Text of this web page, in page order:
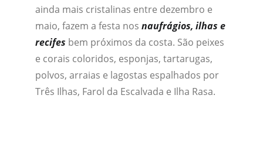
ainda mais cristalinas entre dezembro e
maio, fazem a festa nos naufrágios, ilhas e
recifes bem próximos da costa. São peixes
e corais coloridos, esponjas, tartarugas,
polvos, arraias e lagostas espalhados por
Três Ilhas, Farol da Escalvada e Ilha Rasa.